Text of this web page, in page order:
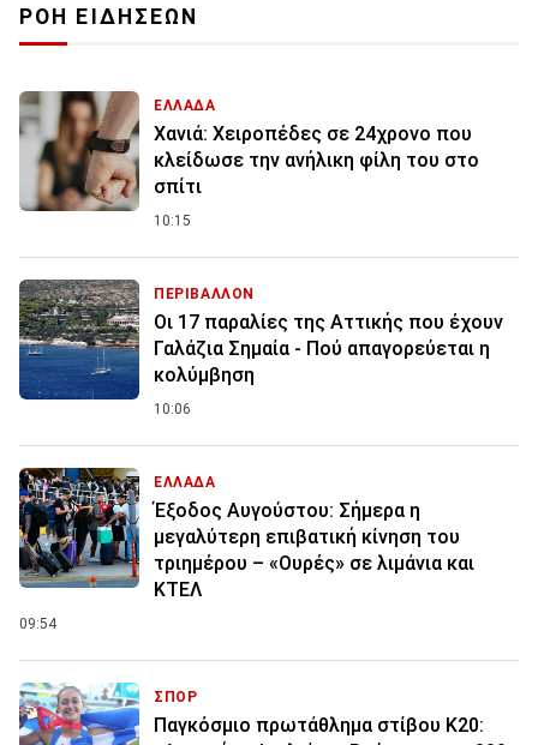
ΡΟΗ ΕΙΔΗΣΕΩΝ
ΕΛΛΑΔΑ
Χανιά: Χειροπέδες σε 24χρονο που
κλείδωσε την ανήλικη φίλη του στο
σπίτι
10:15
ΠΕΡΙΒΑΛΛΟΝ
Οι 17 παραλίες της Αττικής που έχουν
Γαλάζια Σημαία - Πού απαγορεύεται η
κολύμβηση
10:06
ΕΛΛΑΔΑ
Έξοδος Αυγούστου: Σήμερα η
μεγαλύτερη επιβατική κίνηση του
τριημέρου – «Ουρές» σε λιμάνια και
ΚΤΕΛ
09:54
ΣΠΟΡ
Παγκόσμιο πρωτάθλημα στίβου Κ20: